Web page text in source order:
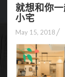
就想和你
小宅
May 15, 2018